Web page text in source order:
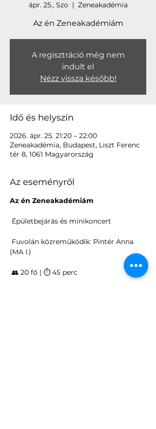
ápr. 25., Szo
  |
Zeneakadémia
Az én Zeneakadémiám
A regisztráció még nem
indult el
Nézz vissza később!
Idő és helyszín
2026. ápr. 25. 21:20 – 22:00
Zeneakadémia, Budapest, Liszt Ferenc
tér 8, 1061 Magyarország
Az eseményről
Az én Zeneakadémiám
Épületbejárás és minikoncert
(MA I.)
👥 20 fő | ⏱ 45 perc